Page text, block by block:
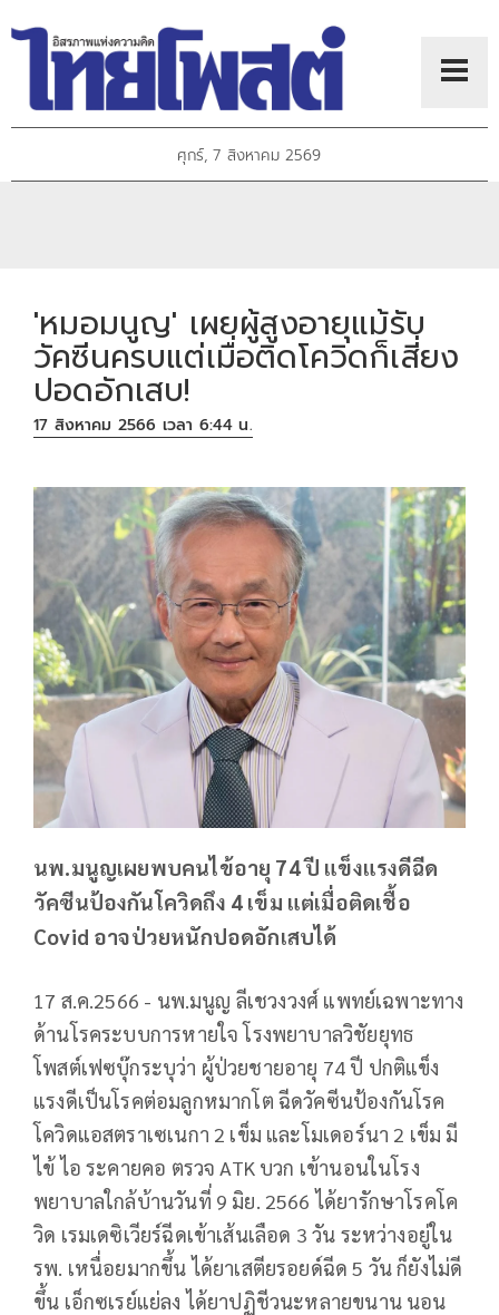
ศุกร์, 7 สิงหาคม 2569
'หมอมนูญ' เผยผู้สูงอายุแม้รับ
วัคซีนครบแต่เมื่อติดโควิดก็เสี่ยง
ปอดอักเสบ!
17 สิงหาคม 2566 เวลา 6:44 น.
นพ.มนูญเผยพบคนไข้อายุ 74 ปี แข็งแรงดีฉีด
วัคซีนป้องกันโควิดถึง 4 เข็ม แต่เมื่อติดเชื้อ
Covid อาจป่วยหนักปอดอักเสบได้
17 ส.ค.2566 - นพ.มนูญ ลีเชวงวงศ์ แพทย์เฉพาะทาง
ด้านโรคระบบการหายใจ โรงพยาบาลวิชัยยุทธ
โพสต์เฟซบุ๊กระบุว่า ผู้ป่วยชายอายุ 74 ปี ปกติแข็ง
แรงดีเป็นโรคต่อมลูกหมากโต ฉีดวัคซีนป้องกันโรค
โควิดแอสตราเซเนกา 2 เข็ม และโมเดอร์นา 2 เข็ม มี
ไข้ ไอ ระคายคอ ตรวจ ATK บวก เข้านอนในโรง
พยาบาลใกล้บ้านวันที่ 9 มิย. 2566 ได้ยารักษาโรคโค
วิด เรมเดซิเวียร์ฉีดเข้าเส้นเลือด 3 วัน ระหว่างอยู่ใน
รพ. เหนื่อยมากขึ้น ได้ยาเสตียรอยด์ฉีด 5 วัน ก็ยังไม่ดี
ขึ้น เอ็กซเรย์แย่ลง ได้ยาปฏิชีวนะหลายขนาน นอน